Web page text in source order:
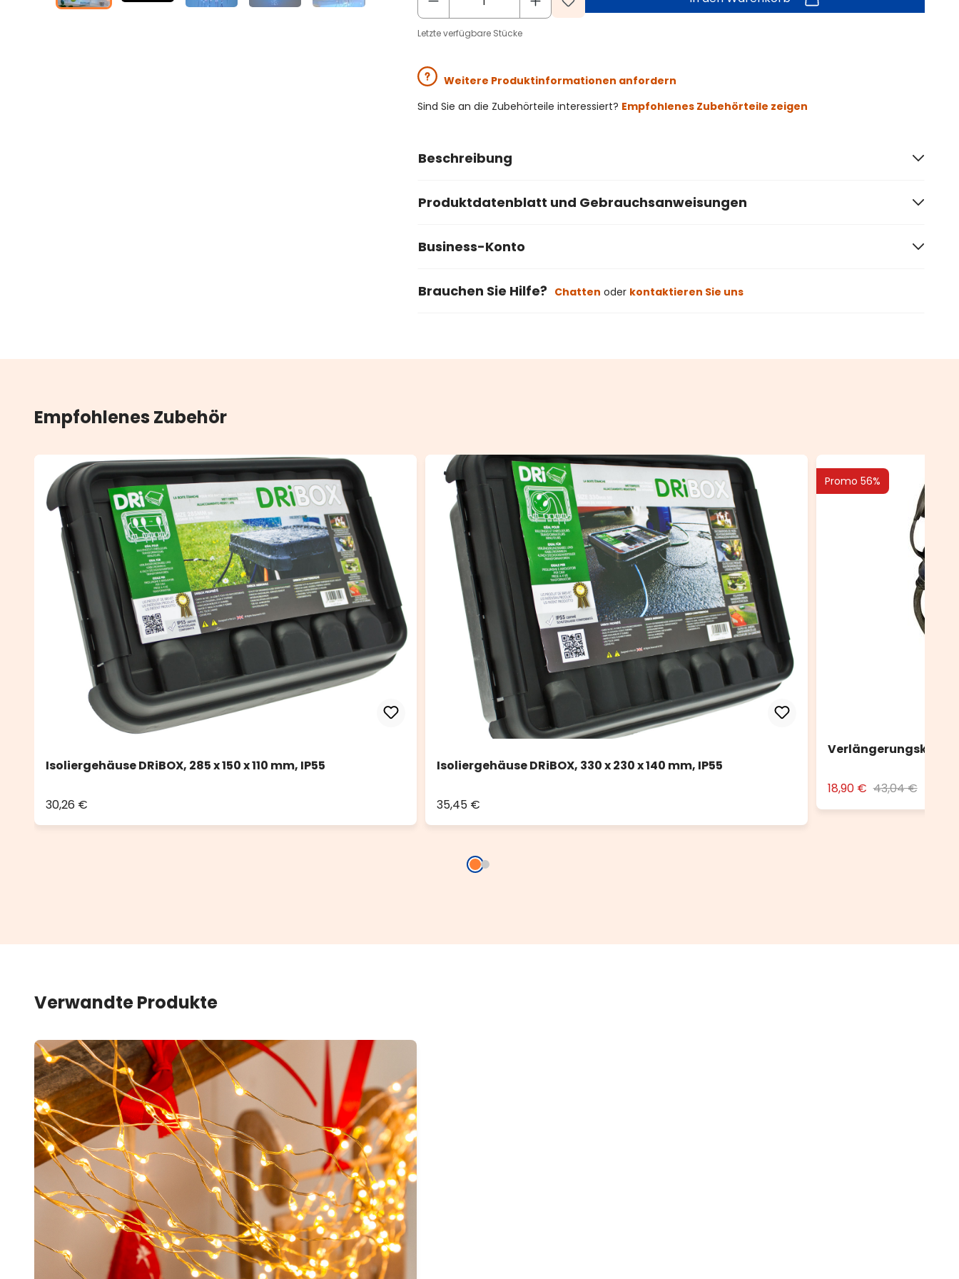
Letzte verfügbare Stücke
Weitere Produktinformationen anfordern
Sind Sie an die Zubehörteile interessiert? Empfohlenes Zubehörteile zeigen
Beschreibung
Produktdatenblatt und Gebrauchsanweisungen
Business-Konto
Brauchen Sie Hilfe? Chatten oder kontaktieren Sie uns
Empfohlenes Zubehör
Isoliergehäuse DRiBOX, 285 x 150 x 110 mm, IP55
30,26 €
Isoliergehäuse DRiBOX, 330 x 230 x 140 mm, IP55
35,45 €
Promo 56%
Verlängerungskabel
18,90 € 43,04 €
Verwandte Produkte